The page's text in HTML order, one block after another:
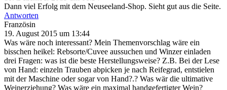
Dann viel Erfolg mit dem Neuseeland-Shop. Sieht gut aus die Seite.
Antworten
Französin
19. August 2015 um 13:44
Was wäre noch interessant? Mein Themenvorschlag wäre ein
bisschen heikel: Rebsorte/Cuvee aussuchen und Winzer einladen
drei Fragen: was ist die beste Herstellungsweise? Z.B. Bei der Lese
von Hand: einzeln Trauben abpicken je nach Reifegrad, entstielen
mit der Maschine oder sogar von Hand?.? Was wär die ultimative
Weinerziehung? Was wäre ein maximal handgefertigter Wein?